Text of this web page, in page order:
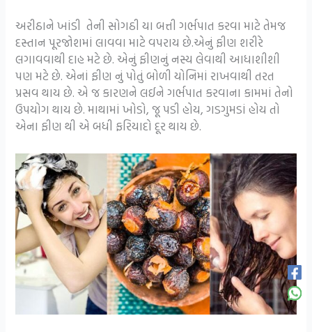
અરીઠાને ખાંડી તેની સોગઠી યા બત્તી ગર્ભપાત કરવા માટે તેમજ
દસ્તાન પૂરજોશમાં લાવવા માટે વપરાય છે.એનું ફીણ શરીરે
લગાવવાથી દાહ મટે છે. એનું ફીણનું નસ્ય લેવાથી આધાશીશી
પણ મટે છે. એનાં ફીણ નું પોતું બોળી યોનિમાં રાખવાથી તરત
પ્રસવ થાય છે. એ જ કારણને લઈને ગર્ભપાત કરવાના કામમાં તેનો
ઉપયોગ થાય છે. માથામાં ખોડો, જૂ પડી હોય, ગડગુમડાં હોય તો
એના ફીણ થી એ બધી ફરિયાદો દૂર થાય છે.